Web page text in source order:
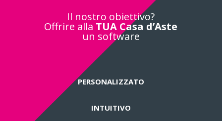
Il nostro obiettivo?
Offrire alla TUA Casa d’Aste
un software
PERSONALIZZATO
INTUITIVO